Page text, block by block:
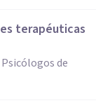
terapéuticas
de